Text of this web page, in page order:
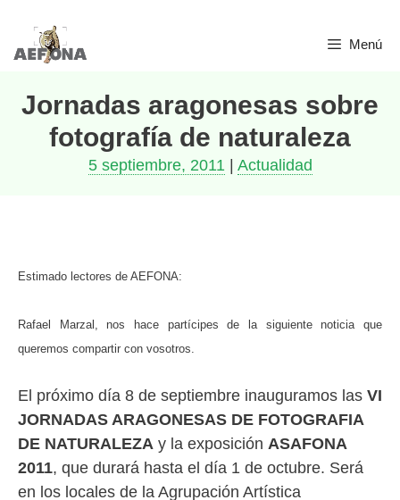
Saltar
Menú
Jornadas aragonesas sobre
fotografía de naturaleza
5 septiembre, 2011| Actualidad
Estimado lectores de AEFONA:
Rafael Marzal, nos hace partícipes de la siguiente noticia que
queremos compartir con vosotros.
El próximo día 8 de septiembre inauguramos las VI
JORNADAS ARAGONESAS DE FOTOGRAFIA
DE NATURALEZA y la exposición ASAFONA
2011, que durará hasta el día 1 de octubre. Será
en los locales de la Agrupación Artística